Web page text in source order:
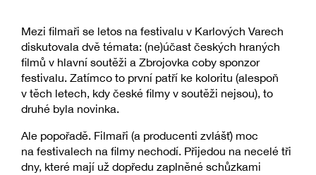
Mezi filmaři se letos na festivalu v Karlových Varech
diskutovala dvě témata: (ne)účast českých hraných
filmů v hlavní soutěži a Zbrojovka coby sponzor
festivalu. Zatímco to první patří ke koloritu (alespoň
v těch letech, kdy české filmy v soutěži nejsou), to
druhé byla novinka.
Ale popořadě. Filmaři (a producenti zvlášť) moc
na festivalech na filmy nechodí. Přijedou na necelé tři
dny, které mají už dopředu zaplněné schůzkami